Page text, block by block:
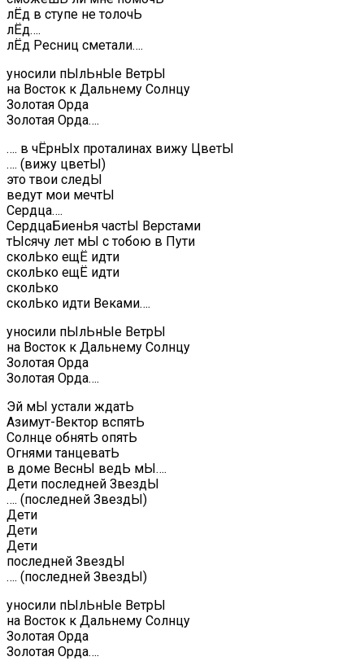
лЁд в ступе не толочЬ
лЁд….
лЁд Ресниц сметали….
уносили пЫлЬнЫе ВетрЫ
на Восток к Дальнему Солнцу
Золотая Орда
Золотая Орда….
…. в чЁрнЫх проталинах вижу ЦветЫ
…. (вижу цветЫ)
это твои следЫ
ведут мои мечтЫ
Сердца….
СердцаБиенЬя частЫ Верстами
тЫсячу лет мЫ с тобою в Пути
сколЬко ещЁ идти
сколЬко ещЁ идти
сколЬко
сколЬко идти Веками….
уносили пЫлЬнЫе ВетрЫ
на Восток к Дальнему Солнцу
Золотая Орда
Золотая Орда….
Эй мЫ устали ждатЬ
Азимут-Вектор вспятЬ
Солнце обнятЬ опятЬ
Огнями танцеватЬ
в доме ВеснЫ ведЬ мЫ….
Дети последней ЗвездЫ
…. (последней ЗвездЫ)
Дети
Дети
Дети
последней ЗвездЫ
…. (последней ЗвездЫ)
уносили пЫлЬнЫе ВетрЫ
на Восток к Дальнему Солнцу
Золотая Орда
Золотая Орда….